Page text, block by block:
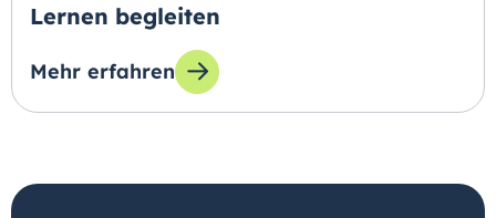
Lernen begleiten
Mehr erfahren
zum Thema: Ausbilder:innen müssen Azubis